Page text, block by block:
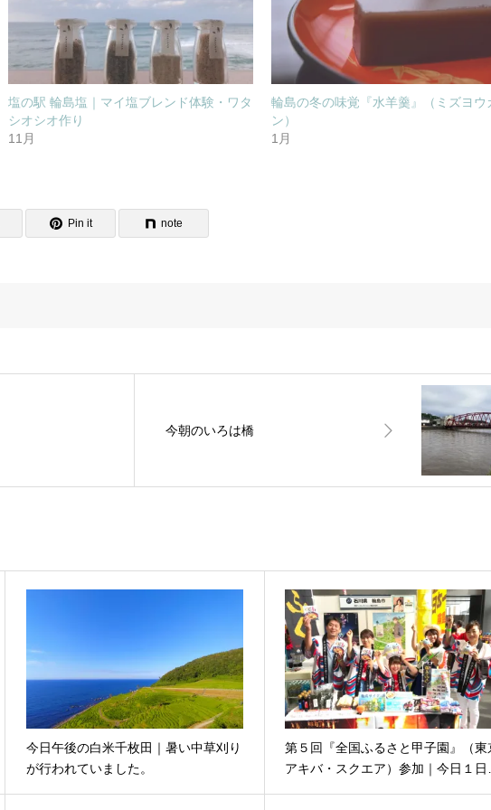
塩の駅 輪島塩｜マイ塩ブレンド体験・ワタ
シオシオ作り
11月
輪島の冬の味覚『水羊羹』（ミズヨウ
ン）
1月
Pin it note
今朝のいろは橋
今日午後の白米千枚田｜暑い中草刈り
が行われていました。
第５回『全国ふるさと甲子園』（東
アキバ・スクエア）参加｜今日１